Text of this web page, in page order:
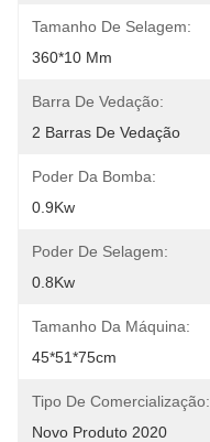
Tamanho De Selagem:
360*10 Mm
Barra De Vedação:
2 Barras De Vedação
Poder Da Bomba:
0.9Kw
Poder De Selagem:
0.8Kw
Tamanho Da Máquina:
45*51*75cm
Tipo De Comercialização:
Novo Produto 2020